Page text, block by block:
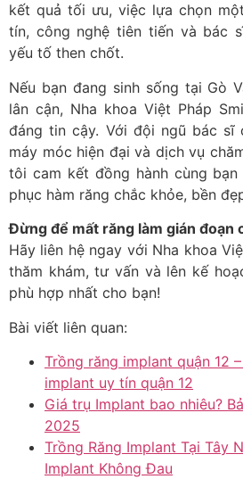
kết quả tối ưu, việc lựa chọn
tín, công nghệ tiên tiến và bác
yếu tố then chốt.
Nếu bạn đang sinh sống tại Gò
lân cận, Nha khoa Việt Pháp
đáng tin cậy. Với đội ngũ bác sĩ
máy móc hiện đại và dịch vụ
tôi cam kết đồng hành cùng
phục hàm răng chắc khỏe, bền
Đừng để mất răng làm gián đoạn
Hãy liên hệ ngay với Nha khoa
thăm khám, tư vấn và lên kế
phù hợp nhất cho bạn!
Bài viết liên quan:
Trồng răng implant quận 12
implant uy tín quận 12
Giá trụ Implant bao nhiêu?
2025
Trồng Răng Implant Tại Tây
Implant Không Đau